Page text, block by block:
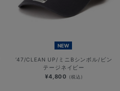
NEW
’47/CLEAN UP/ミニBシンボル/ビン
テージネイビー
¥4,800 (税込)